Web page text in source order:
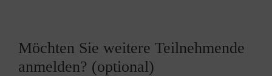
Möchten Sie weitere Teilnehmende
anmelden? (optional)